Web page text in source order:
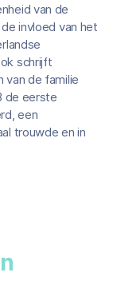
van de
invloed van het
schrijft
van de familie
de eerste
een
trouwde en in